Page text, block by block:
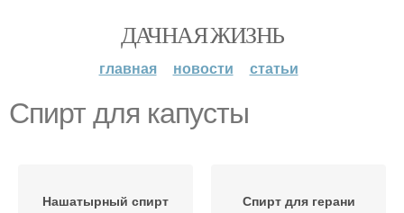
ДАЧНАЯ ЖИЗНЬ
главная новости статьи
Спирт для капусты
Нашатырный спирт Спирт для герани